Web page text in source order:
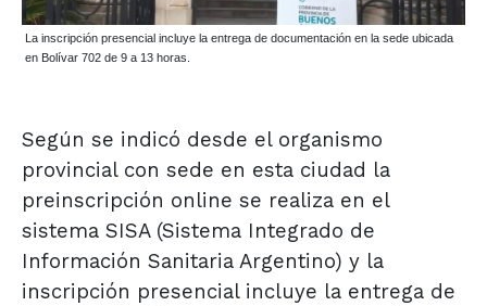
La inscripción presencial incluye la entrega de documentación en la sede ubicada
en Bolívar 702 de 9 a 13 horas.
Según se indicó desde el organismo
provincial con sede en esta ciudad la
preinscripción online se realiza en el
sistema SISA (Sistema Integrado de
Información Sanitaria Argentino) y la
inscripción presencial incluye la entrega de